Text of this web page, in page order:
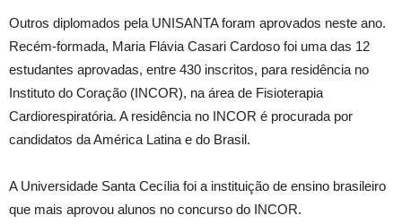
Outros diplomados pela UNISANTA foram aprovados neste ano.
Recém-formada, Maria Flávia Casari Cardoso foi uma das 12
estudantes aprovadas, entre 430 inscritos, para residência no
Instituto do Coração (INCOR), na área de Fisioterapia
Cardiorespiratória. A residência no INCOR é procurada por
candidatos da América Latina e do Brasil.
A Universidade Santa Cecília foi a instituição de ensino brasileiro
que mais aprovou alunos no concurso do INCOR.